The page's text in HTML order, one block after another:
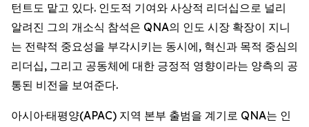
턴트도 맡고 있다. 인도적 기여와 사상적 리더십으로 널리
알려진 그의 개소식 참석은 QNA의 인도 시장 확장이 지니
는 전략적 중요성을 부각시키는 동시에, 혁신과 목적 중심의
리더십, 그리고 공동체에 대한 긍정적 영향이라는 양측의 공
통된 비전을 보여준다.
아시아·태평양(APAC) 지역 본부 출범을 계기로 QNA는 인